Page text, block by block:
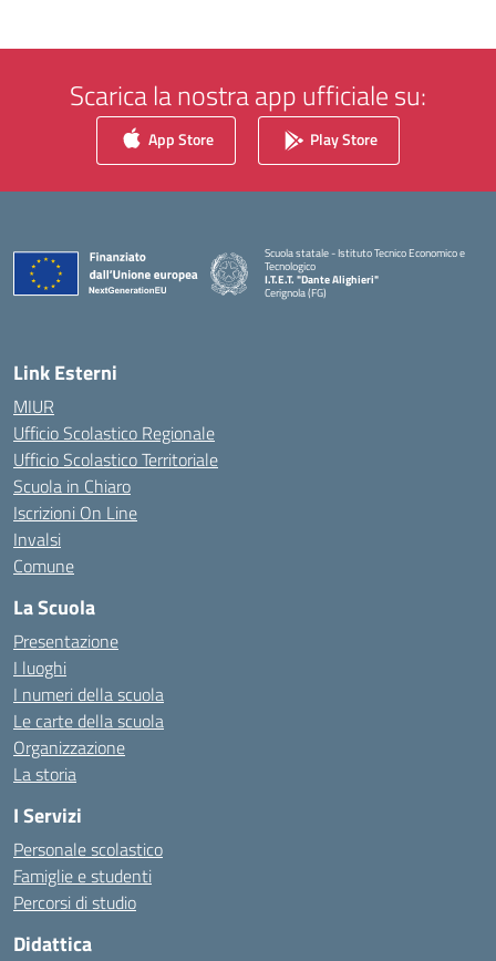
Scarica la nostra app ufficiale su:
App Store Play Store
Scuola statale - Istituto Tecnico Economico e
Tecnologico
I.T.E.T. "Dante Alighieri"
Cerignola (FG)
— Visita la pagina iniziale della scuola
Link Esterni
MIUR
Ufficio Scolastico Regionale
Ufficio Scolastico Territoriale
Scuola in Chiaro
Iscrizioni On Line
Invalsi
Comune
La Scuola
Presentazione
I luoghi
I numeri della scuola
Le carte della scuola
Organizzazione
La storia
I Servizi
Personale scolastico
Famiglie e studenti
Percorsi di studio
Didattica